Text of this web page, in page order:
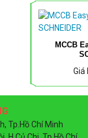
MCCB
Giá
Tp.Hồ Chí Minh